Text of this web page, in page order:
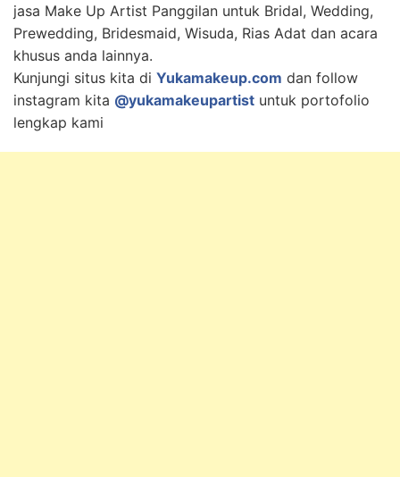
jasa Make Up Artist Panggilan untuk Bridal, Wedding,
Prewedding, Bridesmaid, Wisuda, Rias Adat dan acara
khusus anda lainnya.
Kunjungi situs kita di Yukamakeup.com dan follow
instagram kita @yukamakeupartist untuk portofolio
lengkap kami